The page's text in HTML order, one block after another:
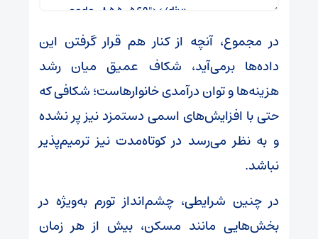
در مجموع، آنچه از کنار هم قرار گرفتن این
داده‌ها برمی‌آید، شکاف عمیق میان رشد
هزینه‌ها و توان درآمدی خانوارهاست؛ شکافی که
حتی با افزایش‌های اسمی دستمزد نیز پر نشده
و به نظر می‌رسد در کوتاه‌مدت نیز ترمیم‌پذیر
نباشد.
در چنین شرایطی، چشم‌انداز تورم به‌ویژه در
بخش‌هایی مانند مسکن، بیش از هر زمان